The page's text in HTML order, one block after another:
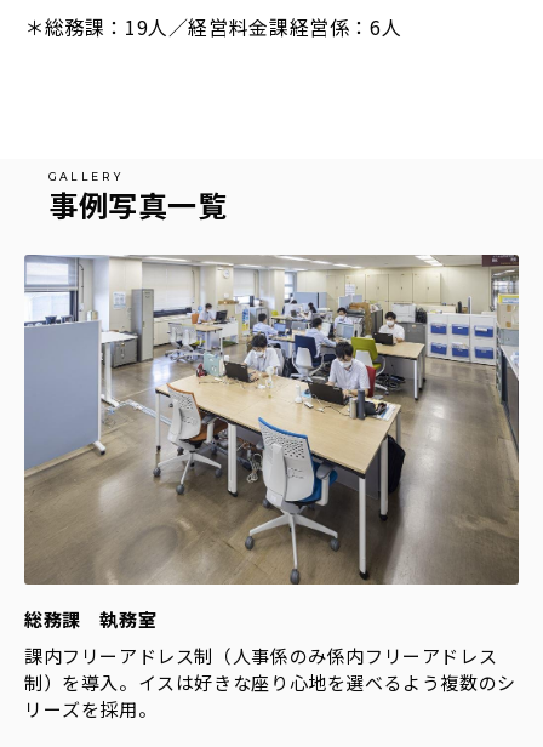
＊総務課：19人／経営料金課経営係：6人
事例写真一覧
総務課 執務室
課内フリーアドレス制（人事係のみ係内フリーアドレス
制）を導入。イスは好きな座り心地を選べるよう複数のシ
リーズを採用。